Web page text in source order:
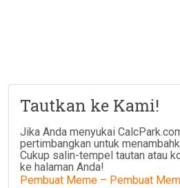
Tautkan ke Kami!
Jika Anda menyukai
pertimbangkan untuk
Cukup salin-tempel tautan atau
ke halaman Anda!
Pembuat Meme – Pembuat